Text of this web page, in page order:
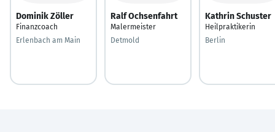
Dominik Zöller
Finanzcoach
Erlenbach am Main
Ralf Ochsenfahrt
Malermeister
Detmold
Kathrin Schuster
Heilpraktikerin
Berlin